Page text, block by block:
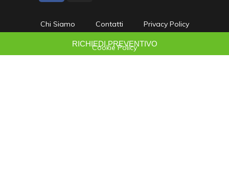
RICHIEDI PREVENTIVO
Chi Siamo Contatti Privacy Policy
Cookie Policy